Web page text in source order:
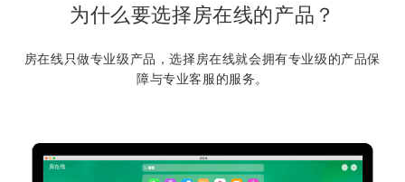
为什么要选择房在线的产品？
房在线只做专业级产品，选择房在线就会拥有专业级的产品保
障与专业客服的服务。